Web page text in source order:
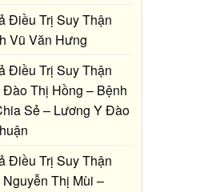
Điều Trị Suy Thận
Vũ Văn Hưng
Điều Trị Suy Thận
Thị Hồng – Bệnh
Sẻ – Lương Y Đào
Điều Trị Suy Thận
Thị Mùi –